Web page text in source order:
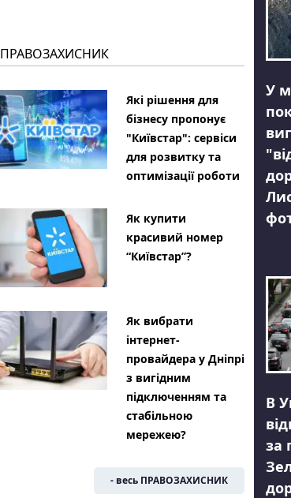
ПРАВОЗАХИСНИК
Які рішення для
бізнесу пропонує
"Київстар": сервіси
для розвитку та
оптимізації роботи
Як купити
красивий номер
“Київстар”?
Як вибрати
інтернет-
провайдера у Дніпрі
з вигідним
підключенням та
стабільною
мережею?
- весь ПРАВОЗАХИСНИК
У
В
за